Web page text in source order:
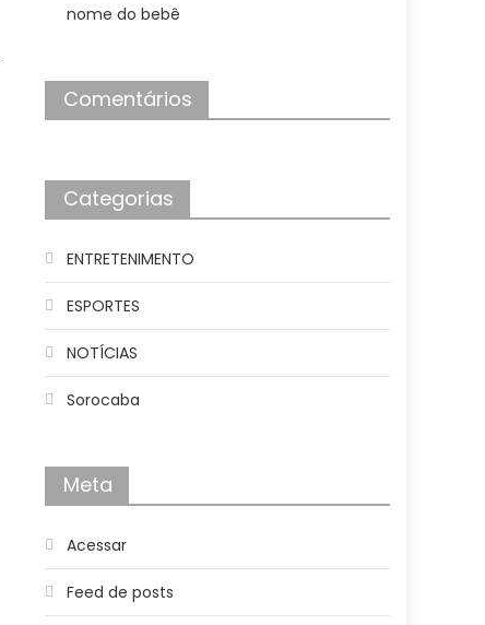
nome do bebê
Comentários
Categorias
ENTRETENIMENTO
ESPORTES
NOTÍCIAS
Sorocaba
Meta
Acessar
Feed de posts